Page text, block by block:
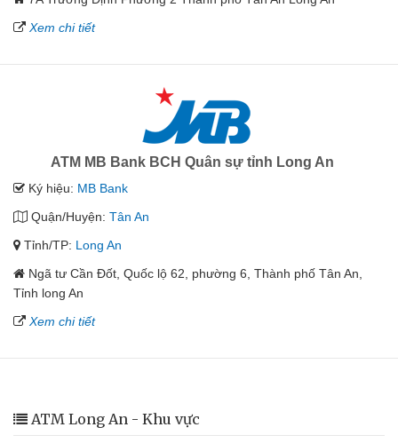
Xem chi tiết
ATM MB Bank BCH Quân sự tỉnh Long An
Ký hiệu: MB Bank
Quận/Huyện: Tân An
Tỉnh/TP: Long An
Ngã tư Cần Đốt, Quốc lộ 62, phường 6, Thành phố Tân An,
Tỉnh long An
Xem chi tiết
ATM Long An - Khu vực